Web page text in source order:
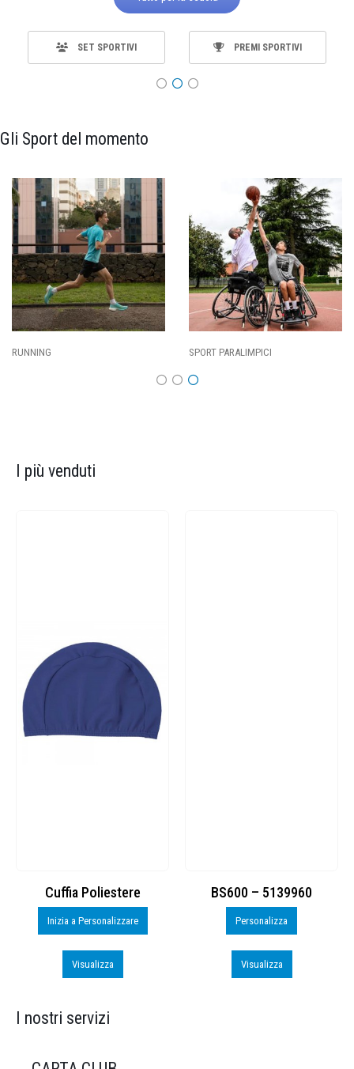
SET SPORTIVI PREMI SPORTIVI
Gli Sport del momento
SPORT PARALIMPICI
I più venduti
Cuffia Poliestere
Inizia a Personalizzare
Visualizza
BS600 – 5139960
Personalizza
Visualizza
I nostri servizi